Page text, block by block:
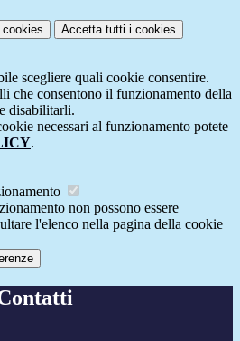
cookies Accetta tutti i cookies
scegliere quali cookie consentire.
che consentono il funzionamento della
disabilitarli.
necessari al funzionamento potete
.
non possono essere
l'elenco nella pagina della cookie